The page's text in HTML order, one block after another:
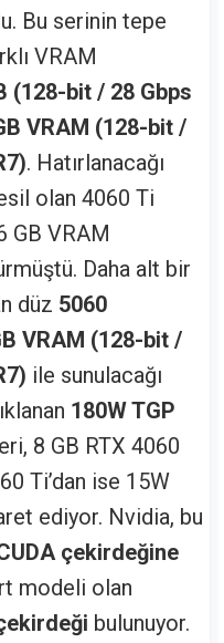
Bu serinin tepe
VRAM
(128-bit / 28 Gbps
VRAM (128-bit /
. Hatırlanacağı
olan 4060 Ti
GB VRAM
Daha alt bir
düz 5060
VRAM (128-bit /
ile sunulacağı
180W TGP
8 GB RTX 4060
Ti’dan ise 15W
ediyor. Nvidia, bu
çekirdeğine
modeli olan
bulunuyor.